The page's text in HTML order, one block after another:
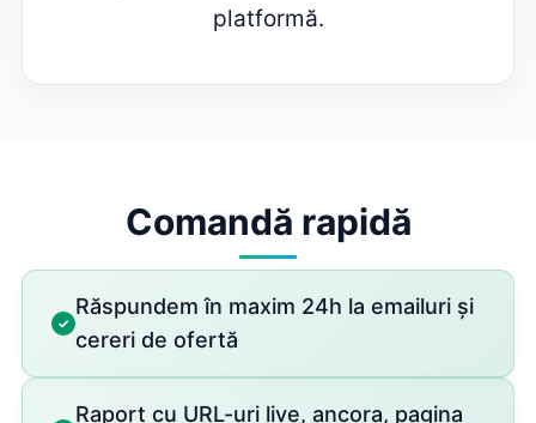
platformă.
Comandă rapidă
Răspundem în maxim 24h la emailuri și
cereri de ofertă
Raport cu URL-uri live, ancora, pagina